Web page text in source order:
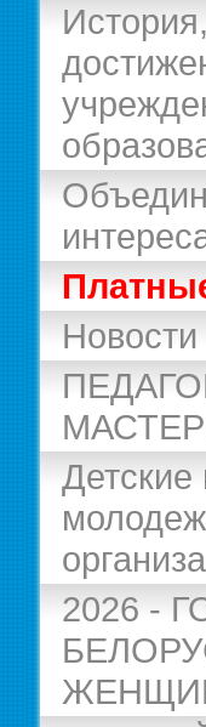
Новости
Детские
2026 -